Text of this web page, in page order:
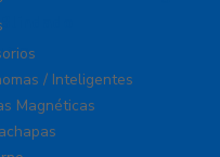
/ Inteligentes
Magnéticas